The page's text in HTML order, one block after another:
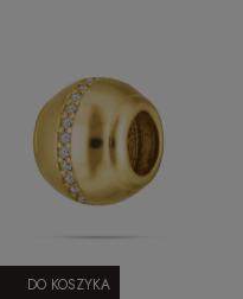
DO KOSZYKA